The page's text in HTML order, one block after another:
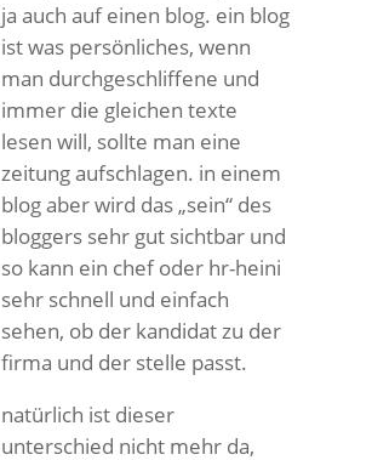
ja auch auf einen blog. ein blog
ist was persönliches, wenn
man durchgeschliffene und
immer die gleichen texte
lesen will, sollte man eine
zeitung aufschlagen. in einem
blog aber wird das „sein“ des
bloggers sehr gut sichtbar und
so kann ein chef oder hr-heini
sehr schnell und einfach
sehen, ob der kandidat zu der
firma und der stelle passt.
natürlich ist dieser
unterschied nicht mehr da,